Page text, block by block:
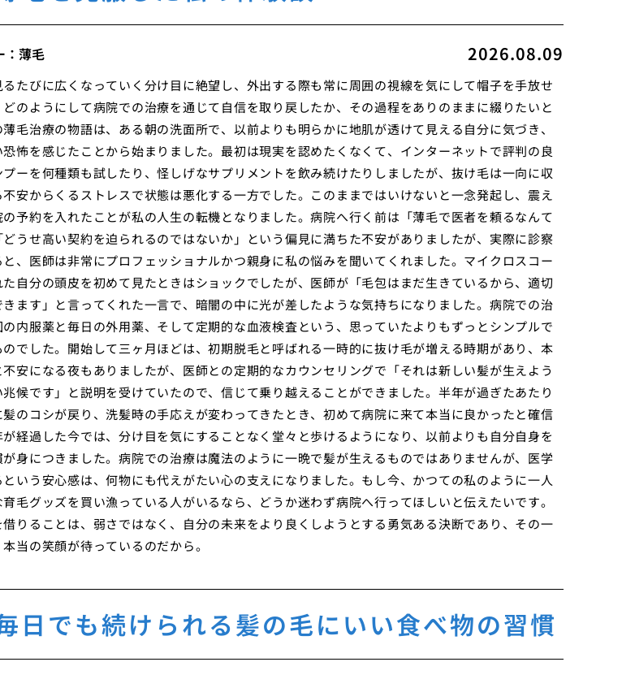
2026.08.09
薄毛
たびに広くなっていく分け目に絶望し、外出する際も常に周囲の視線を気にして帽子を手放せ
のようにして病院での治療を通じて自信を取り戻したか、その過程をありのままに綴りたいと
毛治療の物語は、ある朝の洗面所で、以前よりも明らかに地肌が透けて見える自分に気づき、
怖を感じたことから始まりました。最初は現実を認めたくなくて、インターネットで評判の良
ーを何種類も試したり、怪しげなサプリメントを飲み続けたりしましたが、抜け毛は一向に収
安からくるストレスで状態は悪化する一方でした。このままではいけないと一念発起し、震え
予約を入れたことが私の人生の転機となりました。病院へ行く前は「薄毛で医者を頼るなんて
うせ高い契約を迫られるのではないか」という偏見に満ちた不安がありましたが、実際に診察
、医師は非常にプロフェッショナルかつ親身に私の悩みを聞いてくれました。マイクロスコー
自分の頭皮を初めて見たときはショックでしたが、医師が「毛包はまだ生きているから、適切
ます」と言ってくれた一言で、暗闇の中に光が差したような気持ちになりました。病院での治
内服薬と毎日の外用薬、そして定期的な血液検査という、思っていたよりもずっとシンプルで
でした。開始して三ヶ月ほどは、初期脱毛と呼ばれる一時的に抜け毛が増える時期があり、本
安になる夜もありましたが、医師との定期的なカウンセリングで「それは新しい髪が生えよう
兆候です」と説明を受けていたので、信じて乗り越えることができました。半年が過ぎたあたり
のコシが戻り、洗髪時の手応えが変わってきたとき、初めて病院に来て本当に良かったと確信
が経過した今では、分け目を気にすることなく堂々と歩けるようになり、以前よりも自分自身を
身につきました。病院での治療は魔法のように一晩で髪が生えるものではありませんが、医学
いう安心感は、何物にも代えがたい心の支えになりました。もし今、かつての私のように一人
毛グッズを買い漁っている人がいるなら、どうか迷わず病院へ行ってほしいと伝えたいです。
りることは、弱さではなく、自分の未来をより良くしようとする勇気ある決断であり、その一
当の笑顔が待っているのだから。
日でも続けられる髪の毛にいい食べ物の習慣